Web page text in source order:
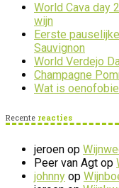
World Cava day
wijn
Eerste
Sauvignon
World Verdejo
Champagne
Wat is
Recente reacties
jeroen op
Peer van Agt op
johnny op